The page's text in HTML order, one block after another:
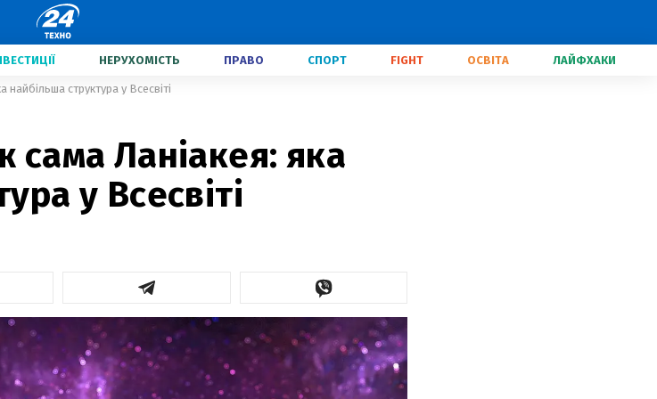
НЕРУХОМІСТЬ ПРАВО СПОРТ FIGHT ОСВІТА ЛАЙФХАКИ
структура у Всесвіті
сама Ланіакея: яка
у Всесвіті